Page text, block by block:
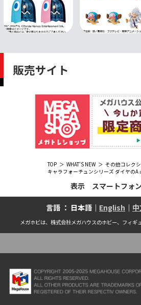
販売サイト
TOP WHAT'S NEW
その他コレク
キャラフォーチュンシリーズ ダイヤのA
表示 スマートフォン
言語 ： 日本語｜ English ｜
メガホビは、株式会社メガハウスのホビー、フィギ